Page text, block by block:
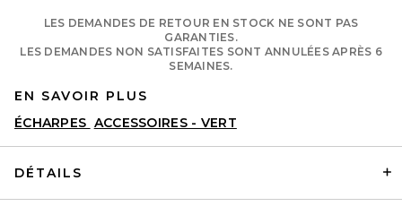
LES DEMANDES DE RETOUR EN STOCK NE SONT PAS
GARANTIES.
LES DEMANDES NON SATISFAITES SONT ANNULÉES APRÈS 6
SEMAINES.
EN SAVOIR PLUS
ÉCHARPES ACCESSOIRES - VERT
DÉTAILS